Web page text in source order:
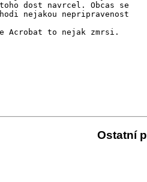
toho dost navrcel. Obcas se
Acrobat to nejak zmrsi.
Ostatní